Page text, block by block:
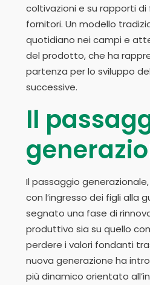
coltivazioni e su rapporti
fornitori. Un modello
quotidiano nei campi e
del prodotto, che ha
partenza per lo sviluppo
successive.
Il
Il passaggio generazionale,
con l’ingresso dei figli alla
segnato una fase di
produttivo sia su quello
perdere i valori fondanti
nuova generazione ha
più dinamico orientato